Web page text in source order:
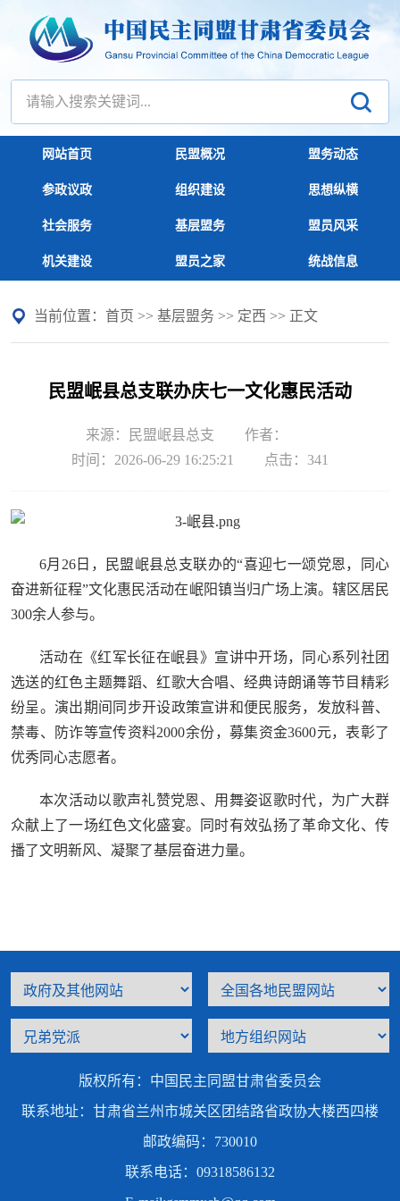
网站首页 民盟概况 盟务动态
参政议政 组织建设 思想纵横
社会服务 基层盟务 盟员风采
机关建设 盟员之家 统战信息
当前位置： 首页 >> 基层盟务 >> 定西 >> 正文
民盟岷县总支联办庆七一文化惠民活动
来源：民盟岷县总支
作者：
时间：2026-06-29 16:25:21
点击： 341
6月26日，民盟岷县总支联办的“喜迎七一颂党恩，同心
奋进新征程”文化惠民活动在岷阳镇当归广场上演。辖区居民
300余人参与。
活动在《红军长征在岷县》宣讲中开场，同心系列社团
选送的红色主题舞蹈、红歌大合唱、经典诗朗诵等节目精彩
纷呈。演出期间同步开设政策宣讲和便民服务，发放科普、
禁毒、防诈等宣传资料2000余份，募集资金3600元，表彰了
优秀同心志愿者。
本次活动以歌声礼赞党恩、用舞姿讴歌时代，为广大群
众献上了一场红色文化盛宴。同时有效弘扬了革命文化、传
播了文明新风、凝聚了基层奋进力量。
版权所有：中国民主同盟甘肃省委员会
联系地址：甘肃省兰州市城关区团结路省政协大楼西四楼
邮政编码：730010
联系电话：09318586132